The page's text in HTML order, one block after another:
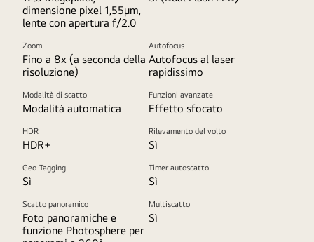
dimensione pixel 1,55µm,
lente con apertura f/2.0
Zoom
Fino a 8x (a seconda della
risoluzione)
Autofocus
Autofocus al laser
rapidissimo
Modalità di scatto
Modalità automatica
Funzioni avanzate
Effetto sfocato
HDR
HDR+
Rilevamento del volto
Sì
Geo-Tagging
Sì
Timer autoscatto
Sì
Scatto panoramico
Foto panoramiche e
funzione Photosphere per
Multiscatto
Sì